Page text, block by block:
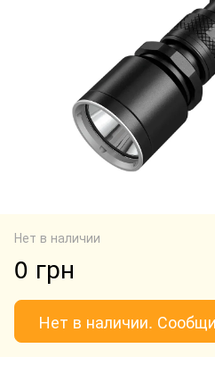
Нет в наличии
0 грн
Нет в наличии.